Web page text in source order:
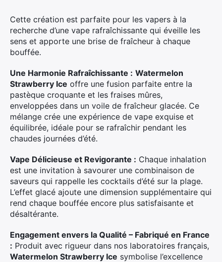
Cette création est parfaite pour les vapers à la
recherche d’une vape rafraîchissante qui éveille les
sens et apporte une brise de fraîcheur à chaque
bouffée.
Une Harmonie Rafraîchissante : Watermelon
Strawberry Ice offre une fusion parfaite entre la
pastèque croquante et les fraises mûres,
enveloppées dans un voile de fraîcheur glacée. Ce
mélange crée une expérience de vape exquise et
équilibrée, idéale pour se rafraîchir pendant les
chaudes journées d’été.
Vape Délicieuse et Revigorante : Chaque inhalation
est une invitation à savourer une combinaison de
saveurs qui rappelle les cocktails d’été sur la plage.
L’effet glacé ajoute une dimension supplémentaire qui
rend chaque bouffée encore plus satisfaisante et
désaltérante.
Engagement envers la Qualité – Fabriqué en France
: Produit avec rigueur dans nos laboratoires français,
Watermelon Strawberry Ice symbolise l’excellence